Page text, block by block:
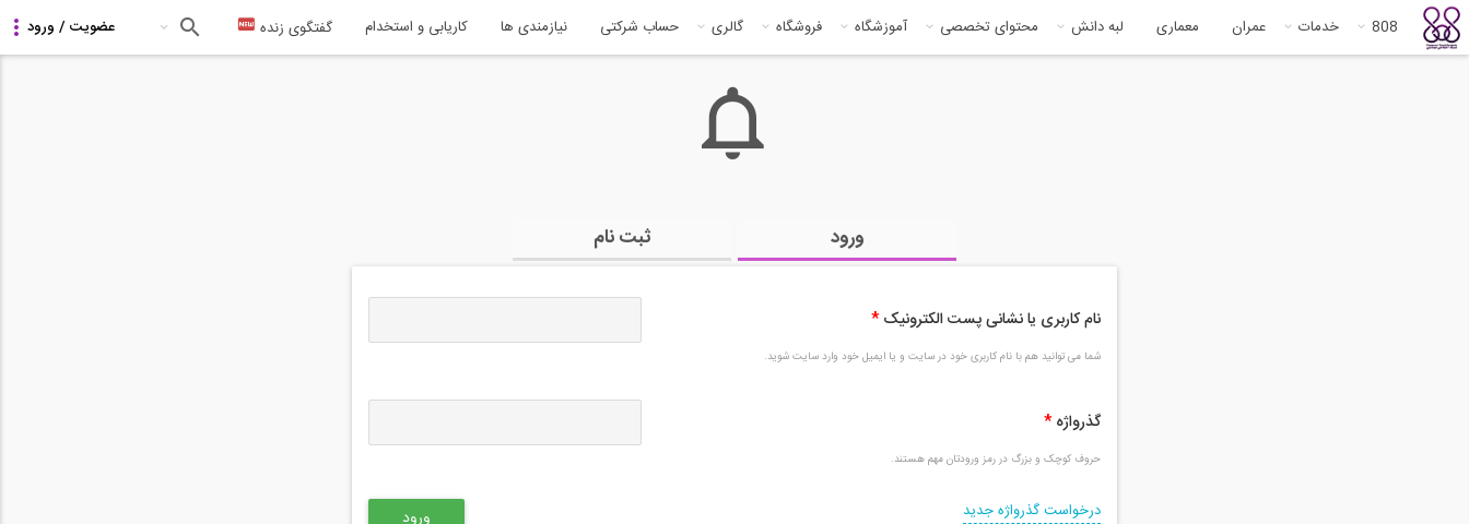
808 خدمات عمران معماری لبه دانش محتوای تخصصی آموزشگاه فروشگاه گالری حساب شرکتی نیازمندی ها کاریابی و استخدام گفتگوی زنده
ورود ثبت نام
نام کاربری یا نشانی پست الکترونیک *
شما می توانید هم با نام کاربری خود در سایت و یا ایمیل خود وارد سایت شوید.
گذرواژه *
حروف کوچک و بزرگ در رمز ورودتان مهم هستند.
درخواست گذرواژه جدید